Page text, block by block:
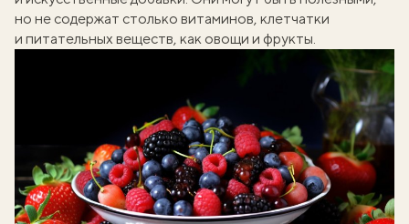
но не содержат столько витаминов, клетчатки
и питательных веществ, как овощи и фрукты.